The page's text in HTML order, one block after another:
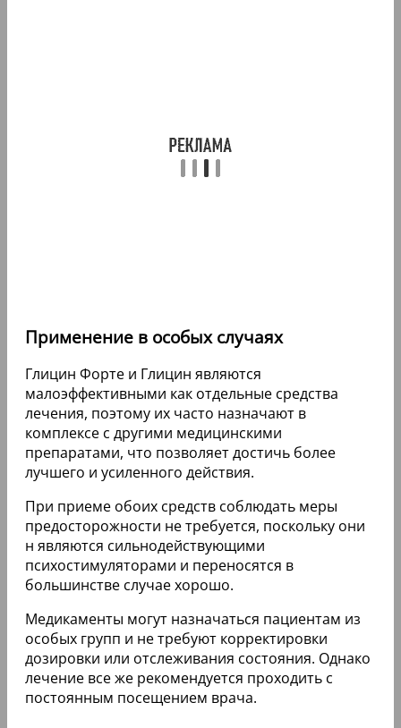
Применение в особых случаях
Глицин Форте и Глицин являются
малоэффективными как отдельные средства
лечения, поэтому их часто назначают в
комплексе с другими медицинскими
препаратами, что позволяет достичь более
лучшего и усиленного действия.
При приеме обоих средств соблюдать меры
предосторожности не требуется, поскольку они
н являются сильнодействующими
психостимуляторами и переносятся в
большинстве случае хорошо.
Медикаменты могут назначаться пациентам из
особых групп и не требуют корректировки
дозировки или отслеживания состояния. Однако
лечение все же рекомендуется проходить с
постоянным посещением врача.